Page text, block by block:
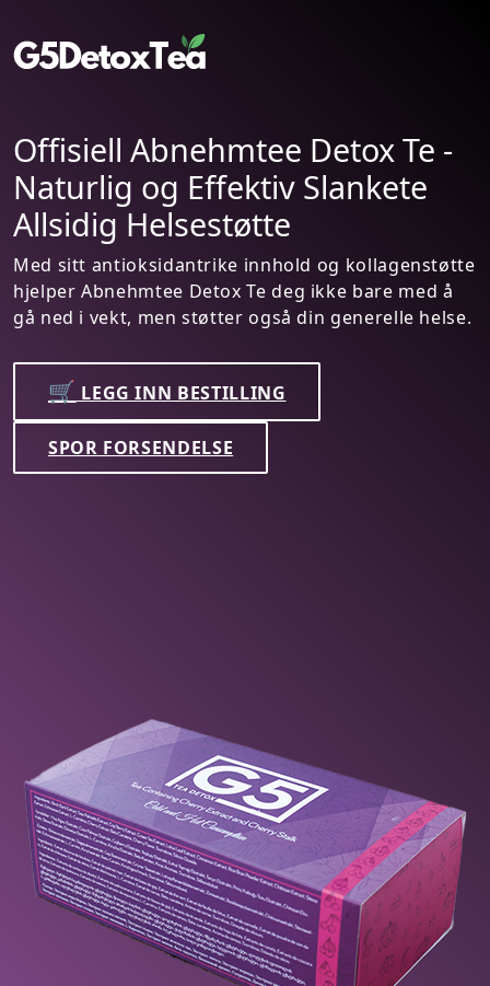
Offisiell Abnehmtee Detox
Naturlig og Effektiv Slankete
Det Nye Navnet på Slanking:
Abnehmtee Detox Te!
Med sine sterke fettforbrennende egenskaper
stoffskifte-boostende effekt hjelper
🛒LEGG INN BESTILLING